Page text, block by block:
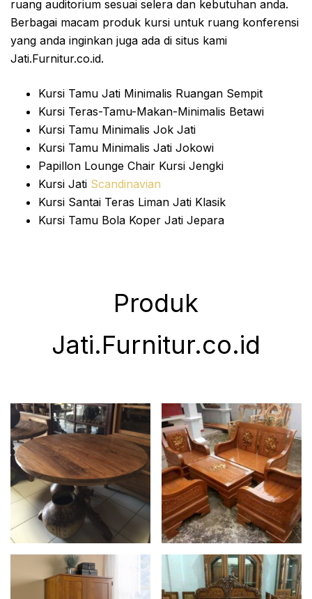
ruang auditorium sesuai selera dan kebutuhan anda.
Berbagai macam produk kursi untuk ruang konferensi
yang anda inginkan juga ada di situs kami
Jati.Furnitur.co.id.
Kursi Tamu Jati Minimalis Ruangan Sempit
Kursi Teras-Tamu-Makan-Minimalis Betawi
Kursi Tamu Minimalis Jok Jati
Kursi Tamu Minimalis Jati Jokowi
Papillon Lounge Chair Kursi Jengki
Kursi Jati Scandinavian
Kursi Santai Teras Liman Jati Klasik
Kursi Tamu Bola Koper Jati Jepara
Produk
Jati.Furnitur.co.id